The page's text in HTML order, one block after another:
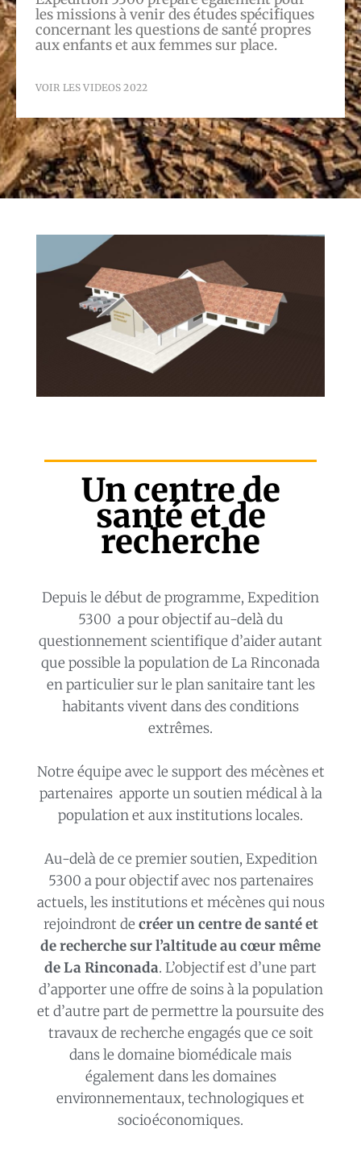
les missions à venir des études spécifiques
concernant les questions de santé propres
aux enfants et aux femmes sur place.
VOIR LES VIDEOS 2022
Un centre de
santé et de
recherche
Depuis le début de programme, Expedition
5300 a pour objectif au-delà du
questionnement scientifique d’aider autant
que possible la population de La Rinconada
en particulier sur le plan sanitaire tant les
habitants vivent dans des conditions
extrêmes.
Notre équipe avec le support des mécènes et
partenaires apporte un soutien médical à la
population et aux institutions locales.
Au-delà de ce premier soutien, Expedition
5300 a pour objectif avec nos partenaires
actuels, les institutions et mécènes qui nous
rejoindront de créer un centre de santé et
de recherche sur l’altitude au cœur même
de La Rinconada. L’objectif est d’une part
d’apporter une offre de soins à la population
et d’autre part de permettre la poursuite des
travaux de recherche engagés que ce soit
dans le domaine biomédicale mais
également dans les domaines
environnementaux, technologiques et
socioéconomiques.